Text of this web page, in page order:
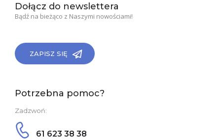
Dołącz do newslettera
Bądź na bieżąco z Naszymi nowościami!
ZAPISZ SIĘ
Potrzebna pomoc?
Zadzwoń:
61 623 38 38